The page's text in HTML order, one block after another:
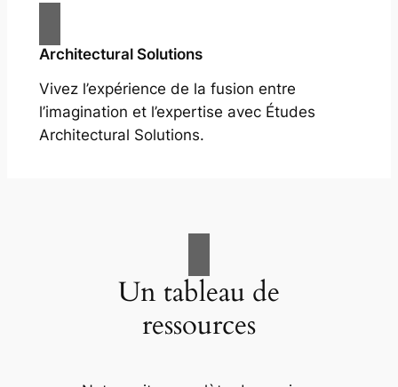
Architectural Solutions
Vivez l’expérience de la fusion entre
l’imagination et l’expertise avec Études
Architectural Solutions.
Un tableau de
ressources